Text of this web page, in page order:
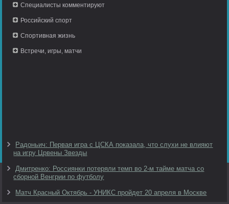
Специалисты комментируют
Российский спорт
Спортивная жизнь
Встречи, игры, матчи
Радоньич: Первая игра с ЦСКА показала, что слухи не влияют
на игру Црвены Звезды
Дмитренко: Россиянки потеряли темп во 2-м тайме матча со
сборной Венгрии по футболу
Матч Красный Октябрь - УНИКС пройдет 20 апреля в Москве